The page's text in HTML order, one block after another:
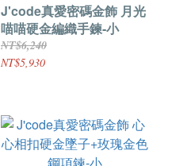
J'code真愛密碼金飾 月光
喵喵硬金編織手鍊-小
NT$6,240
NT$5,930